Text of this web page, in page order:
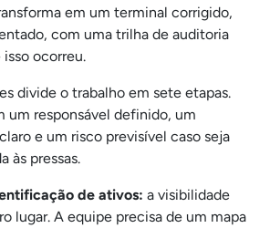
em um terminal corrigido,
com uma trilha de auditoria
ocorreu.
divide o trabalho em sete etapas.
um responsável definido, um
e um risco previsível caso seja
às pressas.
de ativos: a visibilidade
lugar. A equipe precisa de um mapa